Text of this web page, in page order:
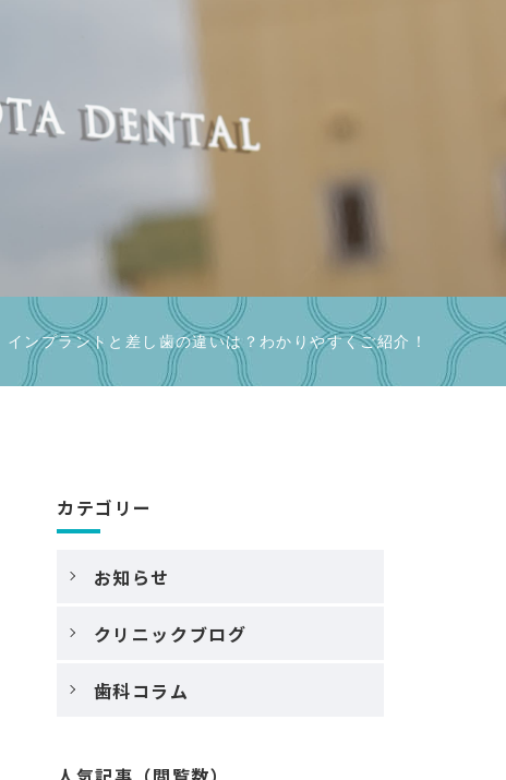
インプラントと差し歯の違いは？わかりやすくご紹介！
カテゴリー
お知らせ
クリニックブログ
歯科コラム